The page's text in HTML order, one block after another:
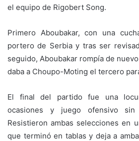
el equipo de Rigobert Song.
Primero Aboubakar, con una
portero de Serbia y tras ser
seguido, Aboubakar rompía de
daba a Choupo-Moting el tercero
El final del partido fue una
ocasiones y juego ofensivo
Resistieron ambas selecciones en
que terminó en tablas y deja a